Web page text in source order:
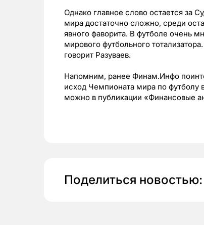
Однако главное слово остается за
мира достаточно сложно, среди
явного фаворита. В футболе очень
мирового футбольного
говорит Разуваев.
Напомним, ранее Финам.Инфо
исход Чемпионата мира по
можно в публикации «Финансовые
Поделиться новостью: